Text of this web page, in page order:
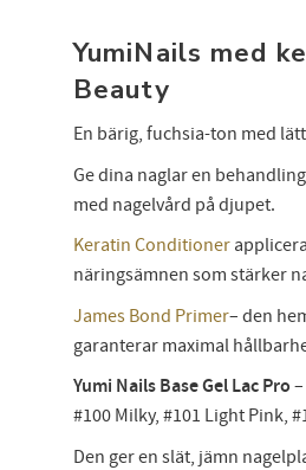
YumiNails med
Beauty
En bärig, fuchsia-ton med
Ge dina naglar en
med nagelvård på djupet.
Keratin Conditioner
näringsämnen som stärker
James Bond Primer– den
garanterar maximal
Yumi Nails Base Gel Lac Pro
#100 Milky, #101 Light Pink,
Den ger en slät, jämn